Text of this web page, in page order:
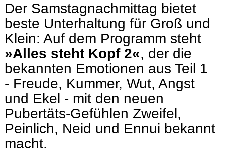
Der Samstagnachmittag bietet
beste Unterhaltung für Groß und
Klein: Auf dem Programm steht
»Alles steht Kopf 2«, der die
bekannten Emotionen aus Teil 1
- Freude, Kummer, Wut, Angst
und Ekel - mit den neuen
Pubertäts-Gefühlen Zweifel,
Peinlich, Neid und Ennui bekannt
macht.